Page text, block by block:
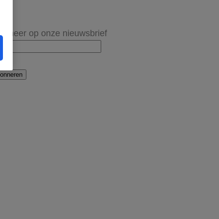
op onze nieuwsbrief